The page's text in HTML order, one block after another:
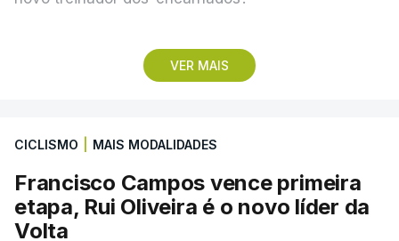
VER MAIS
Pela frente, as ‘águias’ vão ter agora o vice-
campeão escocês, que tem o português Cláudio
de serem eliminados pelos austríacos do Sturm
Graz, com um agregado de 6-0.
Caso se qualifique, o Benfica vai encontrar outra
CICLISMO MAIS MODALIDADES
Francisco Campos vence primeira
etapa, Rui Oliveira é o novo líder da
Volta